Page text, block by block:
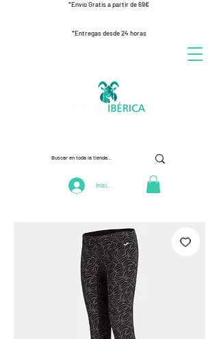
*Envío Gratis a partir de 69€
*Entregas desde 24 horas
Iniciar Sesión